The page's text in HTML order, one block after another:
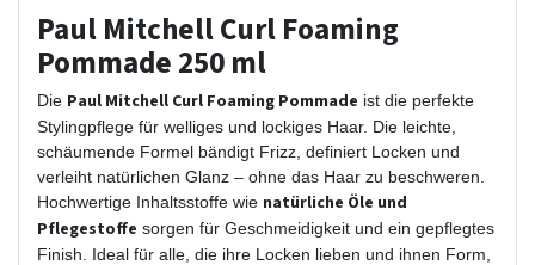
Paul Mitchell Curl Foaming
Pommade 250 ml
Die Paul Mitchell Curl Foaming Pommade ist die perfekte
Stylingpflege für welliges und lockiges Haar. Die leichte,
schäumende Formel bändigt Frizz, definiert Locken und
verleiht natürlichen Glanz – ohne das Haar zu beschweren.
Hochwertige Inhaltsstoffe wie natürliche Öle und
Pflegestoffe sorgen für Geschmeidigkeit und ein gepflegtes
Finish. Ideal für alle, die ihre Locken lieben und ihnen Form,